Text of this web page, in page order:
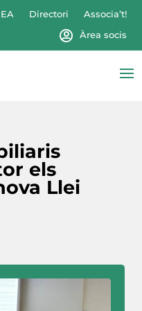
Directori
Associa’t!
Àrea socis
els
Llei